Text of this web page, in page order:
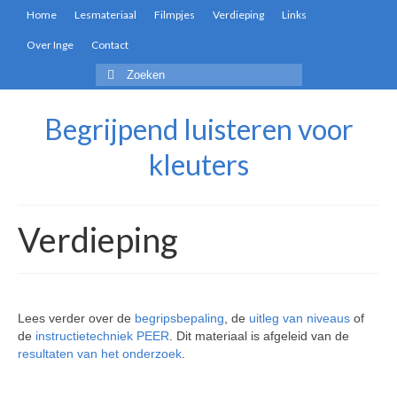
Home Lesmateriaal Filmpjes Verdieping Links
Over Inge Contact
Begrijpend luisteren voor
kleuters
Verdieping
Lees verder over de begripsbepaling , de uitleg van niveaus of
de instructietechniek PEER . Dit materiaal is afgeleid van de
resultaten van het onderzoek